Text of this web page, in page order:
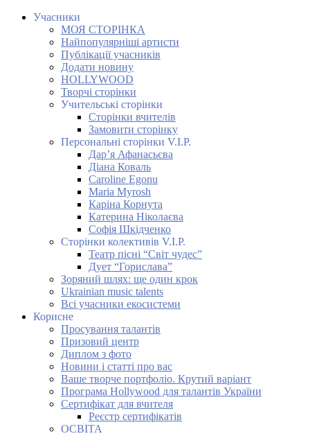
Учасники
МОЯ СТОРІНКА
Найпопулярніші артисти
Публікації учасників
Додати новину
HOLLYWOOD
Творчі сторінки
Учительські сторінки
Сторінки вчителів
Замовити сторінку
Персональні сторінки V.I.P.
Дар’я Афанасьєва
Діана Коваль
Caroline Egonu
Maria Myrosh
Каріна Корнута
Катерина Ніколаєва
Софія Шкідченко
Сторінки колективів V.I.P.
Театр пісні “Світ чудес”
Дует “Горислава”
Зоряний шлях: ще один крок
Ukrainian music talents
Всі учасники екосистеми
Корисне
Просування талантів
Призовий центр
Диплом з фото
Новини і статті про вас
Ваше творче портфоліо. Крутий варіант
Програма Hollywood для талантів України
Сертифікат для вчителя
Реєстр сертифікатів
ОСВІТА